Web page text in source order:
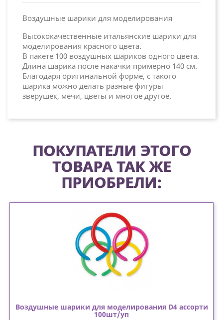
Воздушные шарики для моделирования
Высококачественные итальянские шарики для
моделирования красного цвета.
В пакете 100 воздушных шариков одного цвета.
Длина шарика после накачки примерно 140 см.
Благодаря оригинальной форме, с такого
шарика можно делать разные фигуры
зверушек, мечи, цветы и многое другое.
ПОКУПАТЕЛИ ЭТОГО
ТОВАРА ТАК ЖЕ
ПРИОБРЕЛИ:
Воздушные шарики для моделирования D4 ассорти
100шт/уп